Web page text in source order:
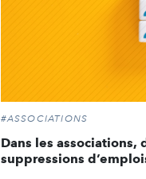
#ASSOCIATIONS
Dans les associations,
suppressions